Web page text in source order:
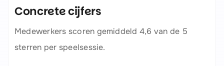
Concrete cijfers
Medewerkers scoren gemiddeld 4,6 van de 5
sterren per speelsessie.